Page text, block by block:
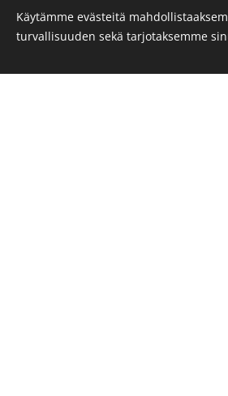
Käytämme evästeitä
turvallisuuden sekä tarjotaksemme